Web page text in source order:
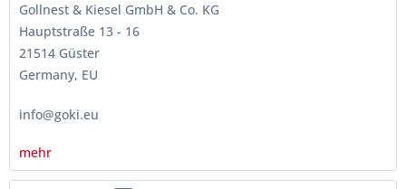
Gollnest & Kiesel GmbH & Co. KG
Hauptstraße 13 - 16
21514 Güster
Germany, EU
info@goki.eu
mehr